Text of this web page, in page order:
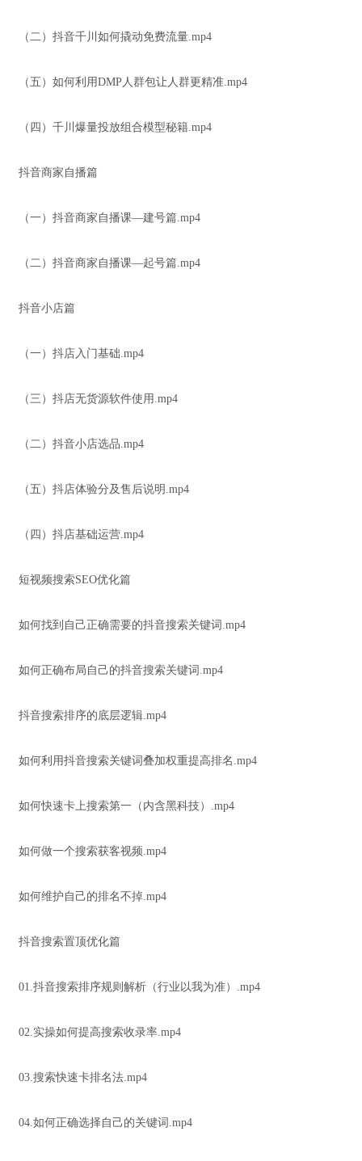
（二）抖音千川如何撬动免费流量.mp4
（五）如何利用DMP人群包让人群更精准.mp4
（四）千川爆量投放组合模型秘籍.mp4
抖音商家自播篇
（一）抖音商家自播课—建号篇.mp4
（二）抖音商家自播课—起号篇.mp4
抖音小店篇
（一）抖店入门基础.mp4
（三）抖店无货源软件使用.mp4
（二）抖音小店选品.mp4
（五）抖店体验分及售后说明.mp4
（四）抖店基础运营.mp4
短视频搜索SEO优化篇
如何找到自己正确需要的抖音搜索关键词.mp4
如何正确布局自己的抖音搜索关键词.mp4
抖音搜索排序的底层逻辑.mp4
如何利用抖音搜索关键词叠加权重提高排名.mp4
如何快速卡上搜索第一（内含黑科技）.mp4
如何做一个搜索获客视频.mp4
如何维护自己的排名不掉.mp4
抖音搜索置顶优化篇
01.抖音搜索排序规则解析（行业以我为准）.mp4
02.实操如何提高搜索收录率.mp4
03.搜索快速卡排名法.mp4
04.如何正确选择自己的关键词.mp4